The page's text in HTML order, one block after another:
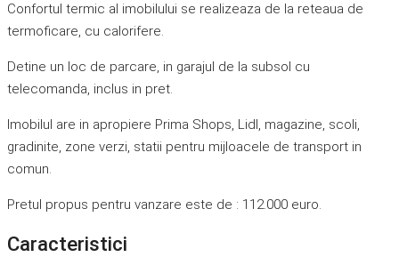
Confortul termic al imobilului se realizeaza de la reteaua de
termoficare, cu calorifere.
Detine un loc de parcare, in garajul de la subsol cu
telecomanda, inclus in pret.
Imobilul are in apropiere Prima Shops, Lidl, magazine, scoli,
gradinite, zone verzi, statii pentru mijloacele de transport in
comun.
Pretul propus pentru vanzare este de : 112.000 euro.
Caracteristici